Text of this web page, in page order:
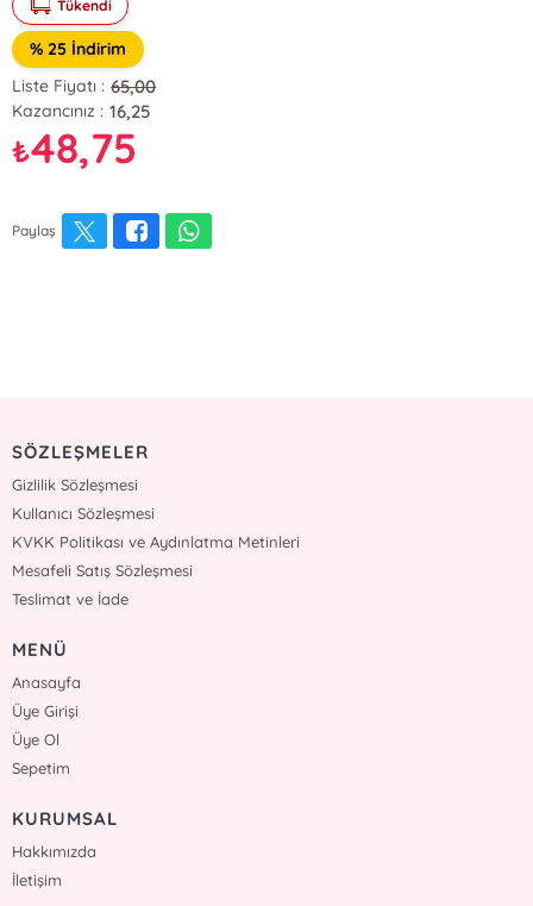
Tükendi
% 25 İndirim
Liste Fiyatı : 65,00
Kazancınız : 16,25
₺48,75
Paylaş
SÖZLEŞMELER
Gizlilik Sözleşmesi
Kullanıcı Sözleşmesi
KVKK Politikası ve Aydınlatma Metinleri
Mesafeli Satış Sözleşmesi
Teslimat ve İade
MENÜ
Anasayfa
Üye Girişi
Üye Ol
Sepetim
KURUMSAL
Hakkımızda
İletişim